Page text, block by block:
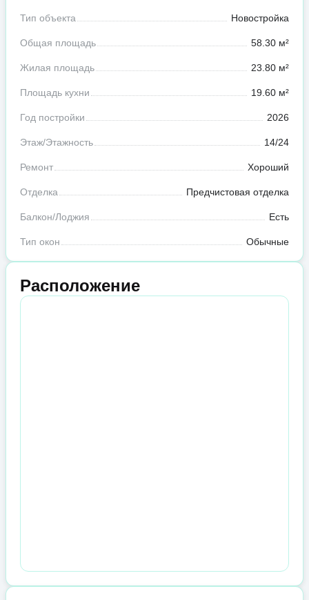
Тип объекта Новостройка
Общая площадь 58.30 м²
Жилая площадь 23.80 м²
Площадь кухни 19.60 м²
Год постройки 2026
Этаж/Этажность 14/24
Ремонт Хороший
Отделка Предчистовая отделка
Балкон/Лоджия Есть
Тип окон Обычные
Расположение